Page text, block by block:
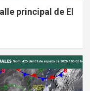
principal de El